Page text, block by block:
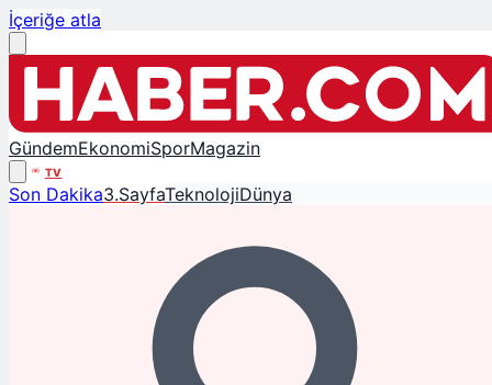
İçeriğe atla
GündemEkonomiSporMagazin
TV
Son Dakika3.SayfaTeknolojiDünya